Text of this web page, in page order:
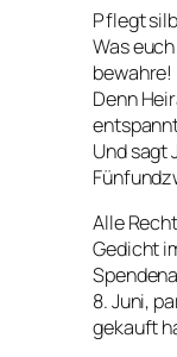
Pflegt
Was
bewahre!
Denn
Und sagt
Alle
Gedicht
8. Juni,
gekauft